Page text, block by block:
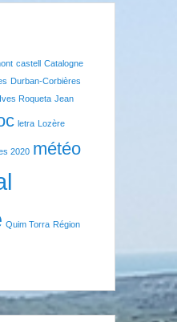
castell Catalogne
Durban-Corbières
Ives Roqueta Jean
letra Lozère
2020 météo
Quim Torra Région